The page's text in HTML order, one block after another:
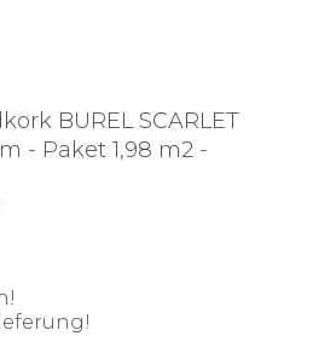
BUREL SCARLET
- Paket 1,98 m2 -